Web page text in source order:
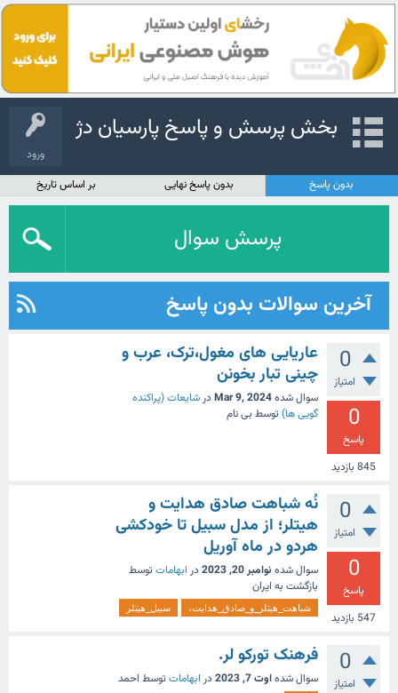
ورود
بخش پرسش و پاسخ پارسیان دژ
بدون پاسخ بدون پاسخ نهایی بر اساس تاریخ
پرسش سوال
آخرین سوالات بدون پاسخ
0
امتیاز
0
پاسخ
845 بازدید
عاریایی های مغول،ترک، عرب و
چینی تبار بخونن
سوال شدهMar 9, 2024 در شایعات (پراکنده
گویی ها) توسط بی نام
0
امتیاز
0
پاسخ
547 بازدید
نُه شباهت صادق هدایت و
هیتلر؛ از مدل سبیل تا خودکشی
هردو در ماه آوریل
سوال شده نوامبر 20, 2023 در ابهامات توسط
بازگشت به ایران
شباهت_هیتلر_و_صادق_هدایت، سبیل_هیتلر
0
امتیاز
فرهنک تورکو لر.
سوال شدهاوت 7, 2023 در ابهامات توسط احمد